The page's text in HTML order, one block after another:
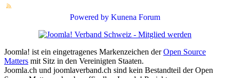
Powered by Kunena Forum
Joomla! ist ein eingetragenes Markenzeichen derOpen Source
Matters mit Sitz in den Vereinigten Staaten.
Joomla.ch und joomlaverband.ch sind kein Bestandteil der Open